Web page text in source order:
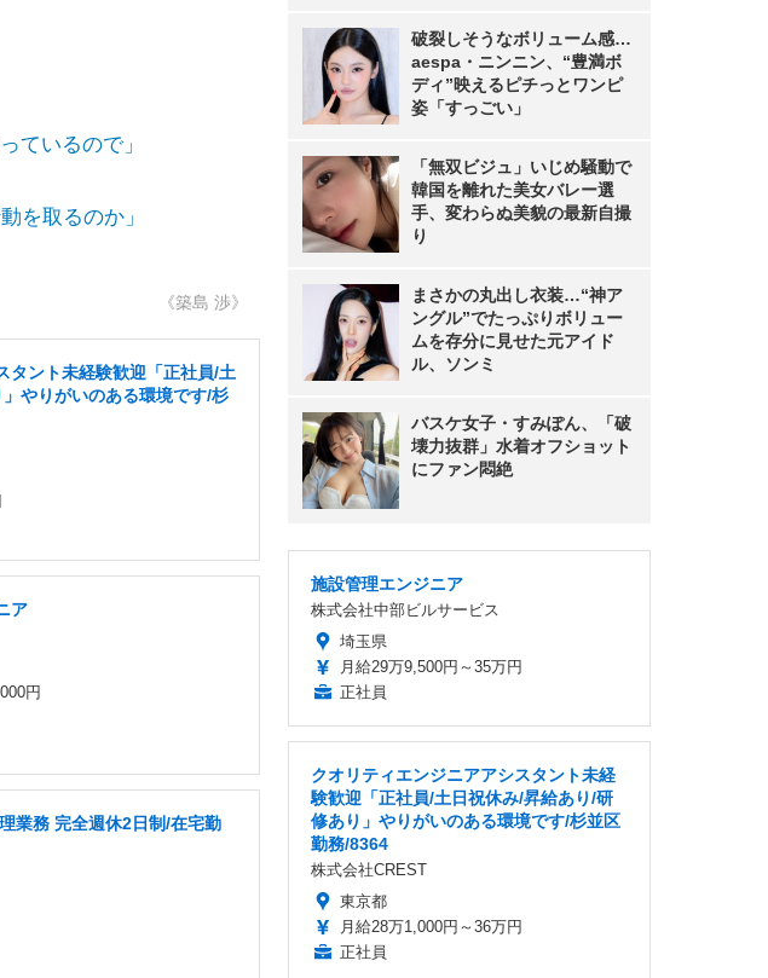
ているので」
を取るのか」
《築島 渉》
タント未経験歓迎「正社員/土
やりがいのある環境です/杉
ア
円
業務 完全週休2日制/在宅勤
破裂しそうなボリューム感…
aespa・ニンニン、“豊満ボ
ディ”映えるピチっとワンピ
姿「すっごい」
「無双ビジュ」いじめ騒動で
韓国を離れた美女バレー選
手、変わらぬ美貌の最新自撮
り
まさかの丸出し衣装…“神ア
ングル”でたっぷりボリュー
ムを存分に見せた元アイド
ル、ソンミ
バスケ女子・すみぽん、「破
壊力抜群」水着オフショット
にファン悶絶
施設管理エンジニア
株式会社中部ビルサービス
埼玉県
月給29万9,500円～35万円
正社員
クオリティエンジニアアシスタント未経
験歓迎「正社員/土日祝休み/昇給あり/研
修あり」やりがいのある環境です/杉並区
勤務/8364
株式会社CREST
東京都
月給28万1,000円～36万円
正社員